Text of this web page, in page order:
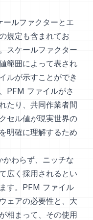
ルファクターとエ
規定も含まれてお
スケールファクター
範囲によって表され
ルが示すことができ
PFM ファイルがさ
たり、共同作業者間
セル値が現実世界の
明確に理解するため
わらず、ニッチな
広く採用されるとい
す。PFM ファイル
ェアの必要性と、大
相まって、その使用